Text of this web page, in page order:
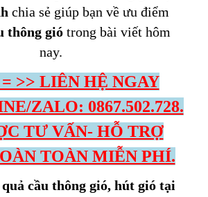
chia sẻ giúp bạn về ưu điểm
thông gió trong bài viết hôm
nay.
= >> LIÊN HỆ NGAY
ZALO: 0867.502.728.
TƯ VẤN- HỖ TRỢ
TOÀN MIỄN PHÍ.
cầu thông gió, hút gió tại